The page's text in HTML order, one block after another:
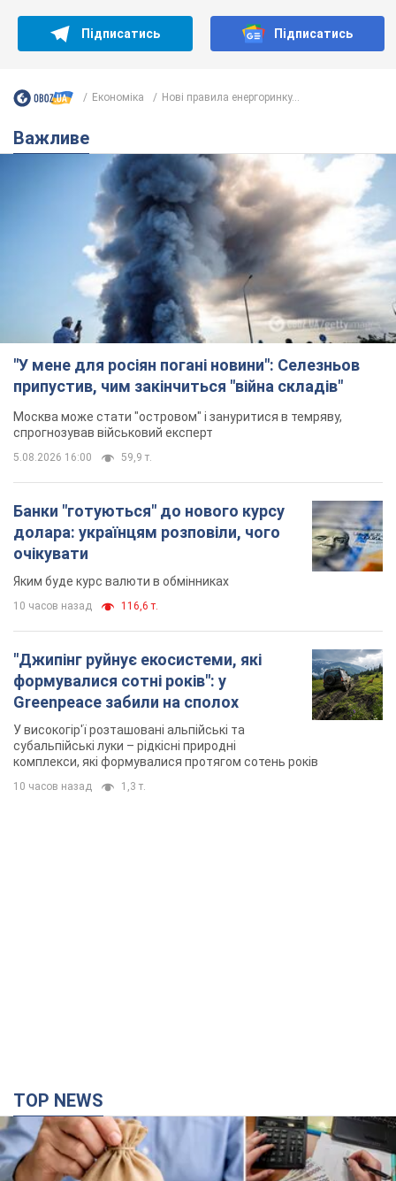
Підписатись Підписатись
Економіка Нові правила енергоринку...
Важливе
"У мене для росіян погані новини": Селезньов
припустив, чим закінчиться "війна складів"
Москва може стати "островом" і зануритися в темряву,
спрогнозував військовий експерт
5.08.2026 16:00 59,9 т.
Банки "готуються" до нового курсу
долара: українцям розповіли, чого
очікувати
Яким буде курс валюти в обмінниках
10 часов назад 116,6 т.
"Джипінг руйнує екосистеми, які
формувалися сотні років": у
Greenpeace забили на сполох
У високогір'ї розташовані альпійські та
субальпійські луки – рідкісні природні
комплекси, які формувалися протягом сотень років
10 часов назад 1,3 т.
TOP NEWS